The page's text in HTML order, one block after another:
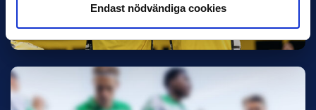
Endast nödvändiga cookies
Bosnien & Hercegovina Armin Gigovic — Helsingborgs IF